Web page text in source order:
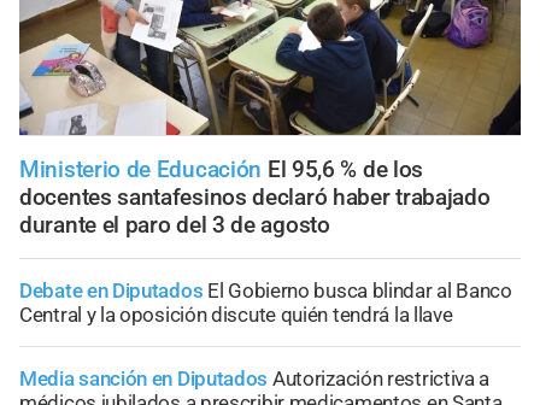
Ministerio de Educación El 95,6 % de los
docentes santafesinos declaró haber trabajado
durante el paro del 3 de agosto
Debate en Diputados El Gobierno busca blindar al Banco
Central y la oposición discute quién tendrá la llave
Media sanción en Diputados Autorización restrictiva a